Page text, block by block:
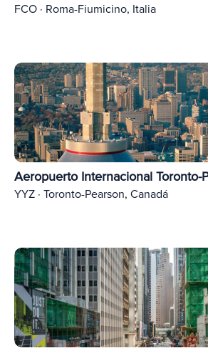
FCO · Roma-Fiumicino, Italia
Aeropuerto Internacional Toronto-
YYZ · Toronto-Pearson, Canadá